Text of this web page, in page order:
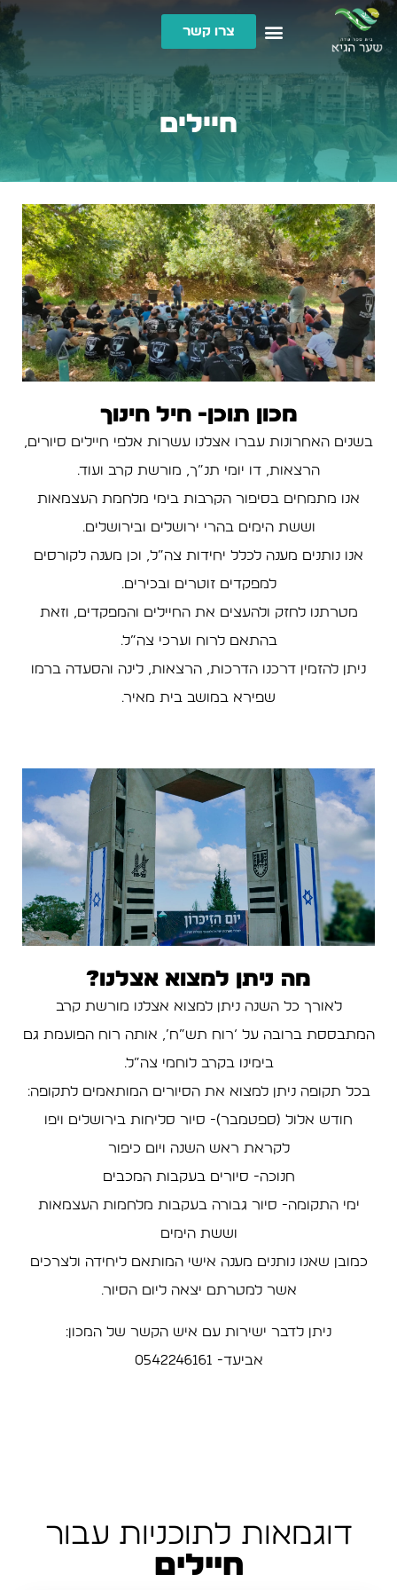
צרו קשר
חיילים
מכון תוכן- חיל חינוך
בשנים האחרונות עברו אצלנו עשרות אלפי חיילים סיורים,
הרצאות, דו יומי תנ”ך, מורשת קרב ועוד.
אנו מתמחים בסיפור הקרבות בימי מלחמת העצמאות
וששת הימים בהרי ירושלים ובירושלים.
אנו נותנים מענה לכלל יחידות צה”ל, וכן מענה לקורסים
למפקדים זוטרים ובכירים.
מטרתנו לחזק ולהעצים את החיילים והמפקדים, וזאת
בהתאם לרוח וערכי צה”ל.
ניתן להזמין דרכנו הדרכות, הרצאות, לינה והסעדה ברמו
שפירא במושב בית מאיר.
מה ניתן למצוא אצלנו?
לאורך כל השנה ניתן למצוא אצלנו מורשת קרב
המתבססת ברובה על ‘רוח תש”ח’, אותה רוח הפועמת גם
בימינו בקרב לוחמי צה”ל.
בכל תקופה ניתן למצוא את הסיורים המותאמים לתקופה:
חודש אלול (ספטמבר)- סיור סליחות בירושלים ויפו
לקראת ראש השנה ויום כיפור
חנוכה- סיורים בעקבות המכבים
ימי התקומה- סיור גבורה בעקבות מלחמות העצמאות
וששת הימים
כמובן שאנו נותנים מענה אישי המותאם ליחידה ולצרכים
אשר למטרתם יצאה ליום הסיור.
ניתן לדבר ישירות עם איש הקשר של המכון:
אביעד- 0542246161
דוגמאות לתוכניות עבור
חיילים